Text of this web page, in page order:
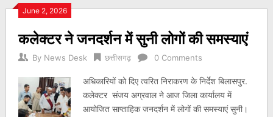
June 2, 2026
कलेक्टर ने जनदर्शन में सुनी लोगों की समस्याएं
By News Desk छत्तीसगढ़ 0 Comments
अधिकारियों को दिए त्वरित निराकरण के निर्देश बिलासपुर.
कलेक्टर संजय अग्रवाल ने आज जिला कार्यालय में
आयोजित साप्ताहिक जनदर्शन में लोगों की समस्याएं सुनी।